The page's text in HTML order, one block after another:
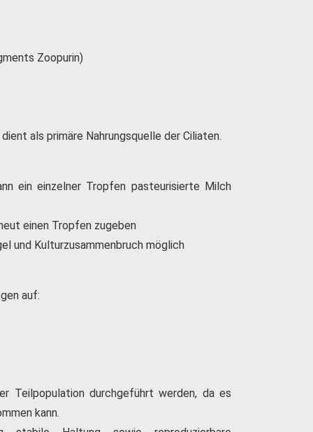
Zoopurin)
als primäre Nahrungsquelle der Ciliaten.
ein einzelner Tropfen pasteurisierte Milch
einen Tropfen zugeben
und Kulturzusammenbruch möglich
auf:
Teilpopulation durchgeführt werden, da es
kann.